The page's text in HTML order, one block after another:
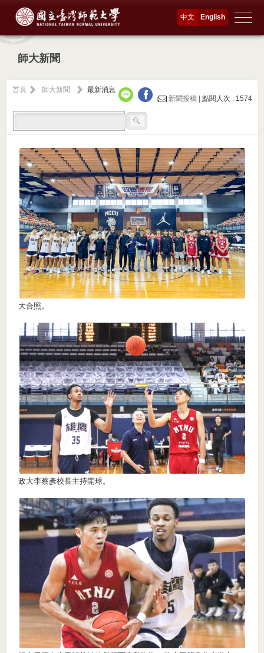
English
中文
師大新聞
首頁 師大新聞
最新消息
新聞投稿 |點閱人次 : 1574
大合照。
政大李蔡彥校長主持開球。